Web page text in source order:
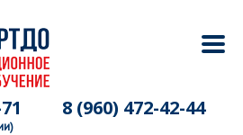
8 (960) 472-42-44